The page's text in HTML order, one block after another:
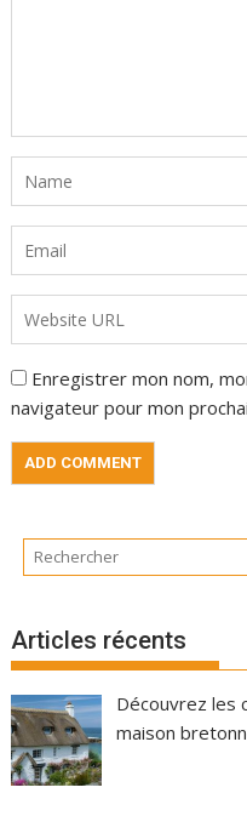
Enregistrer mon nom,
navigateur pour mon
Articles récents
Découvrez les
maison